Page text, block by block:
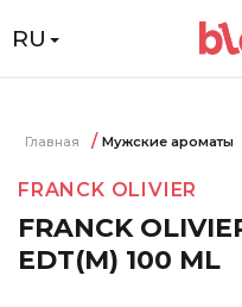
RU
Главная Мужские ароматы
FRANCK OLIVIER
FRANCK
EDT(M) 100 ML